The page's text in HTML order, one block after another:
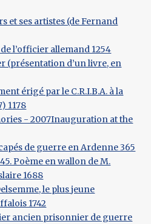
et ses artistes (de Fernand
l’officier allemand 1254
(présentation d’un livre, en
érigé par le C.R.I.B.A. à la
1178
- 2007Inauguration at the
de guerre en Ardenne 365
Poème en wallon de M.
1688
le plus jeune
1742
ancien prisonnier de guerre